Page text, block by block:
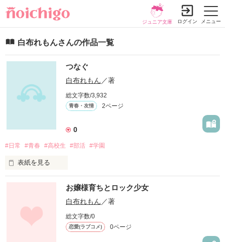
メニュー
ジュニア文庫 ログイン
白布れもんさんの作品一覧
つなぐ
白布れもん ／著
総文字数/3,932
青春・友情 2ページ
0
#日常 #青春 #高校生 #部活 #学園
表紙を見る
お手隙の際にお読み頂ければ幸いです(*ˊˋ*)
作品を読む
お嬢様育ちとロック少女
白布れもん ／著
総文字数/0
恋愛(ラブコメ) 0ページ